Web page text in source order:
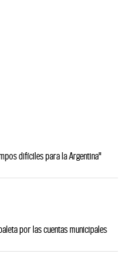
difíciles para la Argentina"
por las cuentas municipales